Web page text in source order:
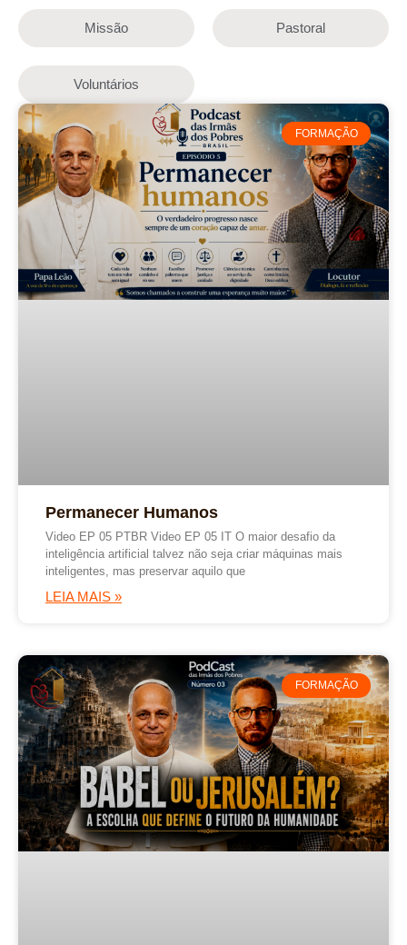
Missão Pastoral
Voluntários
FORMAÇÃO
Permanecer Humanos
Video EP 05 PTBR Video EP 05 IT O maior desafio da
inteligência artificial talvez não seja criar máquinas mais
inteligentes, mas preservar aquilo que
LEIA MAIS »
FORMAÇÃO